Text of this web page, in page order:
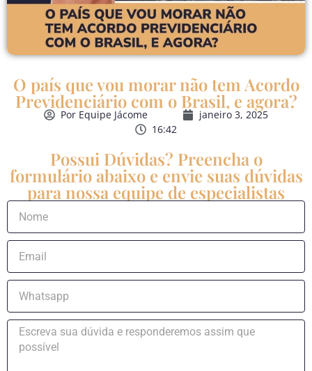
O país que vou morar não tem Acordo
Previdenciário com o Brasil, e agora?
Por Equipe Jácome
janeiro 3, 2025
16:42
Possui Dúvidas? Preencha o
formulário abaixo e envie suas dúvidas
para nossa equipe de especialistas